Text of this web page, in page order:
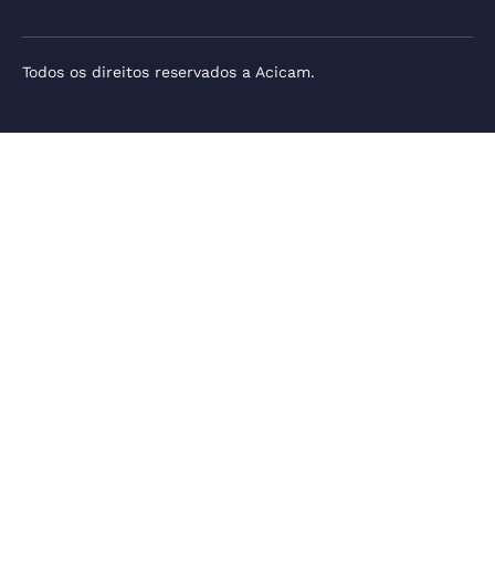
Todos os direitos reservados a Acicam.